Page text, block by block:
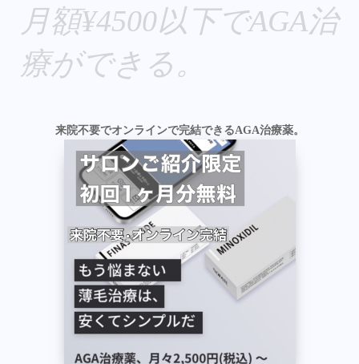
月額¥4500以下でAGA治
療ができる。
来院不要でオンラインで完結できるAGA治療薬。